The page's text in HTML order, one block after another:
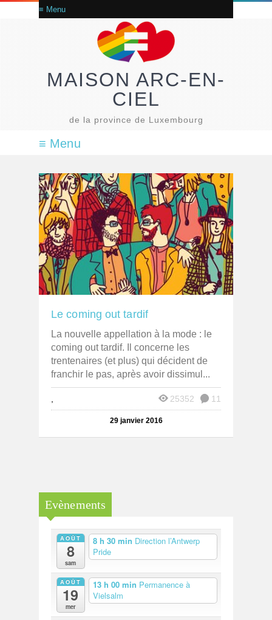
MAISON ARC-EN-
CIEL
de la province de Luxembourg
Le coming out tardif
La nouvelle appellation à la mode : le
coming out tardif. Il concerne les
trentenaires (et plus) qui décident de
franchir le pas, après avoir dissimul...
11
25352
29 janvier 2016
Evènements
AOÛT
8
sam
8 h 30 min Direction l’Antwerp
Pride
AOÛT
19
mer
13 h 00 min Permanence à
Vielsalm